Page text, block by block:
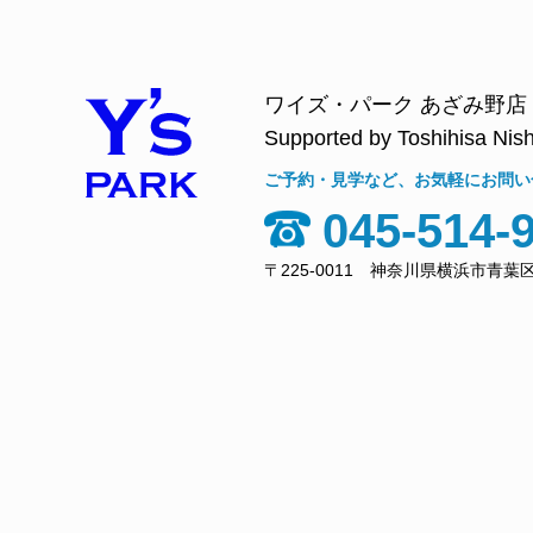
ワイズ・パーク あざみ野店
Supported by Toshihisa
ご予約・見学など、お気軽にお問
045-514-
〒225-0011 神奈川県横浜市青葉